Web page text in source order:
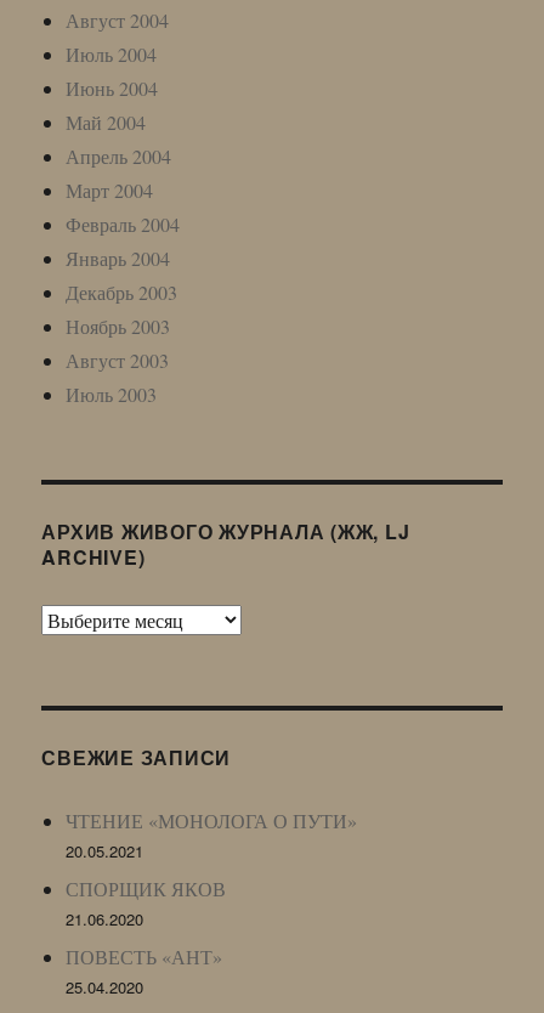
Август 2004
Июль 2004
Июнь 2004
Май 2004
Апрель 2004
Март 2004
Февраль 2004
Январь 2004
Декабрь 2003
Ноябрь 2003
Август 2003
Июль 2003
АРХИВ ЖИВОГО ЖУРНАЛА (ЖЖ, LJ
ARCHIVE)
Архив
LJ
СВЕЖИЕ ЗАПИСИ
ЧТЕНИЕ «МОНОЛОГА О ПУТИ»
20.05.2021
СПОРЩИК ЯКОВ
21.06.2020
ПОВЕСТЬ «АНТ»
25.04.2020